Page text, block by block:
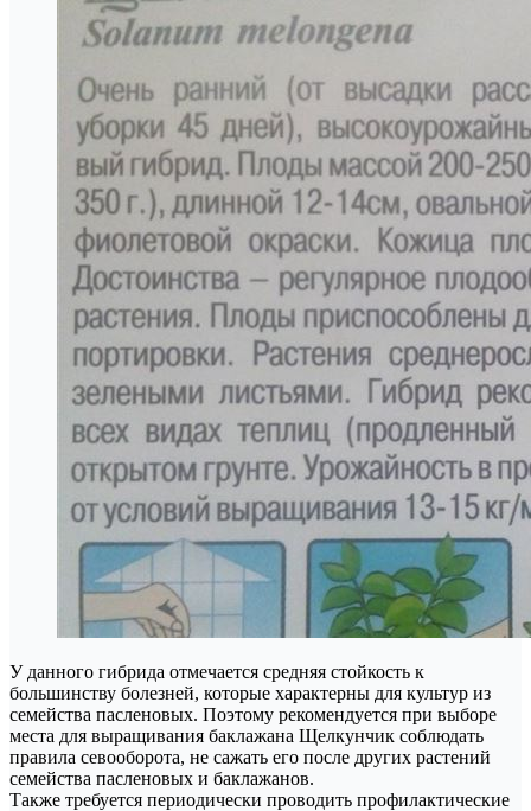
У данного гибрида отмечается средняя стойкость к
большинству болезней, которые характерны для культур из
семейства пасленовых. Поэтому рекомендуется при выборе
места для выращивания баклажана Щелкунчик соблюдать
правила севооборота, не сажать его после других растений
семейства пасленовых и баклажанов.
Также требуется периодически проводить профилактические